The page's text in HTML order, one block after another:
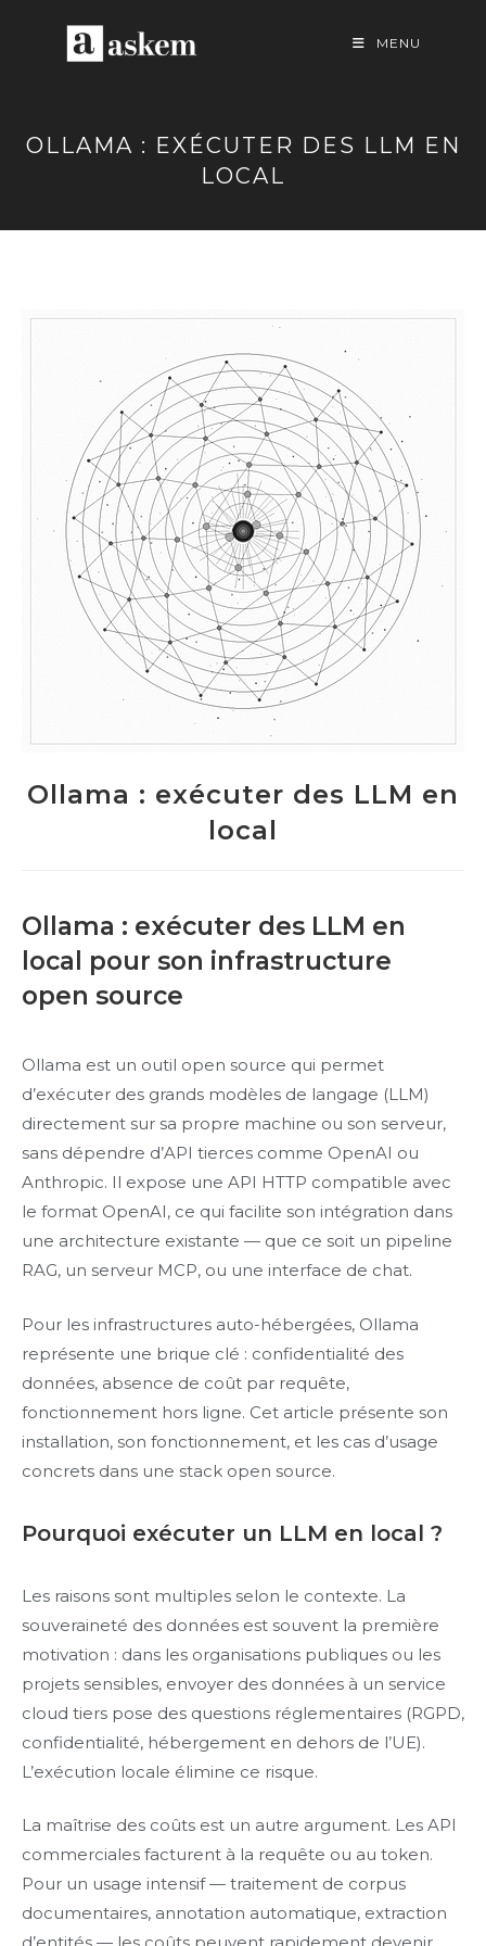
MENU
OLLAMA : EXÉCUTER DES LLM EN
LOCAL
Ollama : exécuter des LLM en
local
Ollama : exécuter des LLM en
local pour son infrastructure
open source
Ollama est un outil open source qui permet
d’exécuter des grands modèles de langage (LLM)
directement sur sa propre machine ou son serveur,
sans dépendre d’API tierces comme OpenAI ou
Anthropic. Il expose une API HTTP compatible avec
le format OpenAI, ce qui facilite son intégration dans
une architecture existante — que ce soit un pipeline
RAG, un serveur MCP, ou une interface de chat.
Pour les infrastructures auto-hébergées, Ollama
représente une brique clé : confidentialité des
données, absence de coût par requête,
fonctionnement hors ligne. Cet article présente son
installation, son fonctionnement, et les cas d’usage
concrets dans une stack open source.
Pourquoi exécuter un LLM en local ?
Les raisons sont multiples selon le contexte. La
souveraineté des données est souvent la première
motivation : dans les organisations publiques ou les
projets sensibles, envoyer des données à un service
cloud tiers pose des questions réglementaires (RGPD,
confidentialité, hébergement en dehors de l’UE).
L’exécution locale élimine ce risque.
La maîtrise des coûts est un autre argument. Les API
commerciales facturent à la requête ou au token.
Pour un usage intensif — traitement de corpus
documentaires, annotation automatique, extraction